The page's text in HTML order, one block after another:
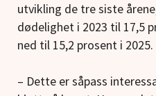
utvikling de tre siste
dødelighet i 2023 til 17,5
ned til 15,2 prosent i 2025.
– Dette er såpass